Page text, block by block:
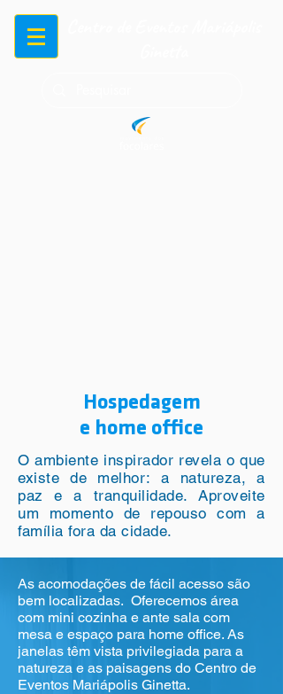
Hospedagem
e home office
O ambiente inspirador revela o que
existe de melhor: a natureza, a
paz e a tranquilidade. Aproveite
um momento de repouso com a
família fora da cidade.
As acomodações de fácil acesso são
bem localizadas. Oferecemos área
com mini cozinha e ante sala com
mesa e espaço para home office. As
janelas têm vista privilegiada para a
natureza e as paisagens do Centro de
Eventos Mariápolis Ginetta.